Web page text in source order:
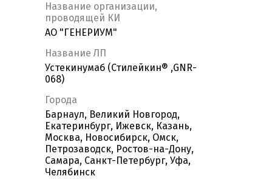
Название организации,
проводящей КИ
АО "ГЕНЕРИУМ"
Название ЛП
Устекинумаб (Стилейкин® ,GNR-
068)
Города
Барнаул, Великий Новгород,
Екатеринбург, Ижевск, Казань,
Москва, Новосибирск, Омск,
Петрозаводск, Ростов-на-Дону,
Самара, Санкт-Петербург, Уфа,
Челябинск